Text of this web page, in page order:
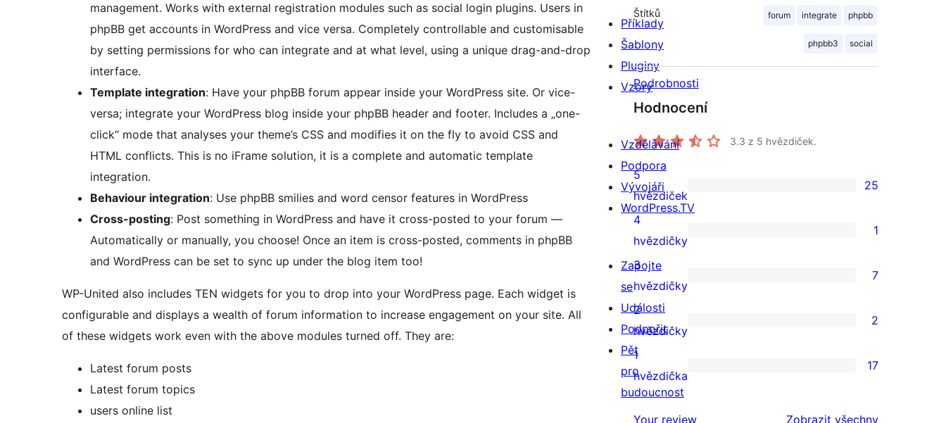
management. Works with external registration modules such as social login plugins. Users in
phpBB get accounts in WordPress and vice versa. Completely controllable and customisable
by setting permissions for who can integrate and at what level, using a unique drag-and-drop
interface.
Template integration: Have your phpBB forum appear inside your WordPress site. Or vice-
versa; integrate your WordPress blog inside your phpBB header and footer. Includes a „one-
click“ mode that analyses your theme’s CSS and modifies it on the fly to avoid CSS and
HTML conflicts. This is no iFrame solution, it is a complete and automatic template
integration.
Behaviour integration: Use phpBB smilies and word censor features in WordPress
Cross-posting: Post something in WordPress and have it cross-posted to your forum —
Automatically or manually, you choose! Once an item is cross-posted, comments in phpBB
and WordPress can be set to sync up under the blog item too!
WP-United also includes TEN widgets for you to drop into your WordPress page. Each widget is
configurable and displays a wealth of forum information to increase engagement on your site. All
of these widgets work even with the above modules turned off. They are:
Latest forum posts
Latest forum topics
users online list
Štítků forum integrate phpbb
phpbb3 social
Podrobnosti
Hodnocení
3.3 z 5 hvězdiček.
25
5hvězdičkové
hodnocení
5
hvězdiček
25
1
4hvězdičkové
hodnocení
4
hvězdičky
1
7
3hvězdičkové
hodnocení
3
hvězdičky
7
2
2hvězdičkové
hodnocení
2
hvězdičky
2
17
1hvězdičkové
hodnocení
1
hvězdička
17
Your review Zobrazit všechnyrecenze
Příklady
Šablony
Pluginy
Vzory
Vzdělávání
Podpora
Vývojáři
WordPress.TV
Zapojte
se
Události
Podpořit
Pět
pro
budoucnost